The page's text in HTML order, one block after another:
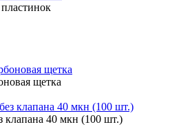
щетка
клапана 40 мкн (100 шт.)